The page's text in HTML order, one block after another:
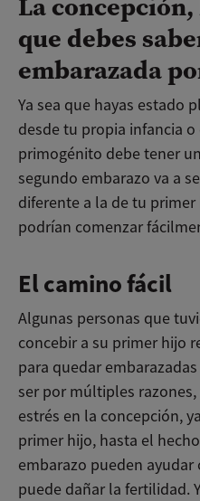
que debes
embarazada
Ya sea que hayas estado
desde tu propia infancia
primogénito debe tener
segundo embarazo va a
diferente a la de tu primer
podrían comenzar
El camino fácil
Algunas personas que
concebir a su primer hijo
para quedar
ser por múltiples
estrés en la concepción,
primer hijo, hasta el
embarazo pueden
puede dañar la fertilidad.